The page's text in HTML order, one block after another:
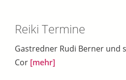
Reiki Termine
Gastredner Rudi Berner und
Cor [mehr]